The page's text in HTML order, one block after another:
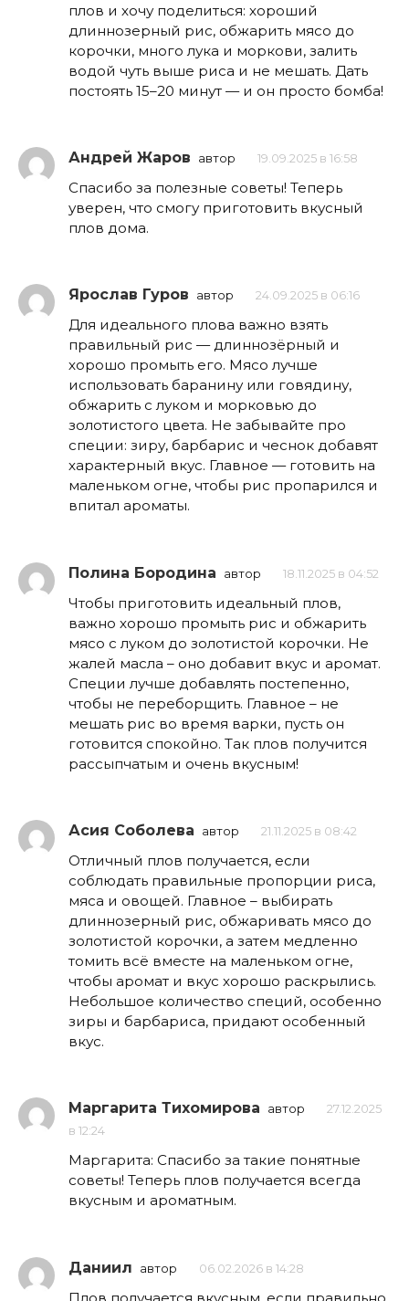
плов и хочу поделиться: хороший
длиннозерный рис, обжарить мясо до
корочки, много лука и моркови, залить
водой чуть выше риса и не мешать. Дать
постоять 15–20 минут — и он просто бомба!
Андрей Жаров автор 19.09.2025 в 16:58
Спасибо за полезные советы! Теперь
уверен, что смогу приготовить вкусный
плов дома.
Ярослав Гуров автор 24.09.2025 в 06:16
Для идеального плова важно взять
правильный рис — длиннозёрный и
хорошо промыть его. Мясо лучше
использовать баранину или говядину,
обжарить с луком и морковью до
золотистого цвета. Не забывайте про
специи: зиру, барбарис и чеснок добавят
характерный вкус. Главное — готовить на
маленьком огне, чтобы рис пропарился и
впитал ароматы.
Полина Бородина автор 18.11.2025 в 04:52
Чтобы приготовить идеальный плов,
важно хорошо промыть рис и обжарить
мясо с луком до золотистой корочки. Не
жалей масла – оно добавит вкус и аромат.
Специи лучше добавлять постепенно,
чтобы не переборщить. Главное – не
мешать рис во время варки, пусть он
готовится спокойно. Так плов получится
рассыпчатым и очень вкусным!
Асия Соболева автор 21.11.2025 в 08:42
Отличный плов получается, если
соблюдать правильные пропорции риса,
мяса и овощей. Главное – выбирать
длиннозерный рис, обжаривать мясо до
золотистой корочки, а затем медленно
томить всё вместе на маленьком огне,
чтобы аромат и вкус хорошо раскрылись.
Небольшое количество специй, особенно
зиры и барбариса, придают особенный
вкус.
Маргарита Тихомирова автор
27.12.2025
в 12:24
Маргарита: Спасибо за такие понятные
советы! Теперь плов получается всегда
вкусным и ароматным.
Даниил автор 06.02.2026 в 14:28